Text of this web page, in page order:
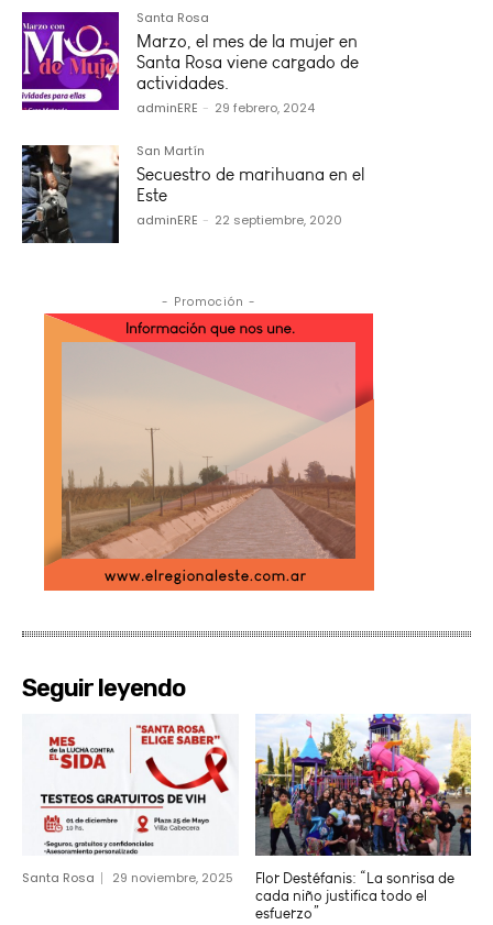
Santa Rosa
Marzo, el mes de la mujer en
Santa Rosa viene cargado de
actividades.
adminERE - 29 febrero, 2024
San Martín
Secuestro de marihuana en el
Este
adminERE - 22 septiembre, 2020
- Promoción -
Seguir leyendo
Santa Rosa 29 noviembre, 2025
Flor Destéfanis: “La sonrisa de
cada niño justifica todo el
esfuerzo”